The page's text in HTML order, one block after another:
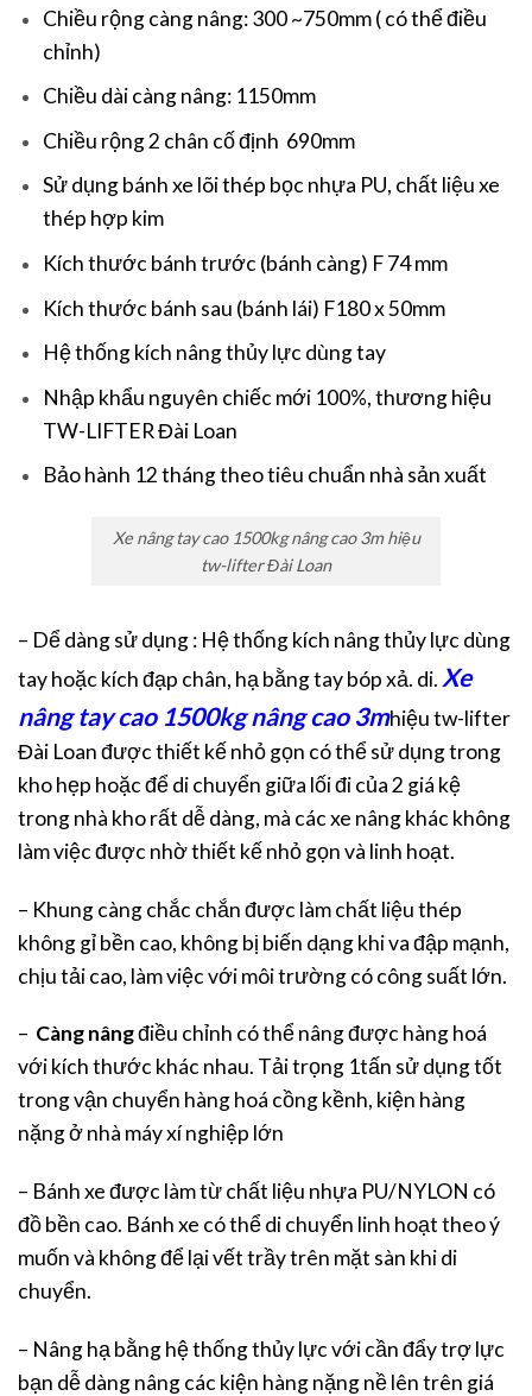
Chiều rộng càng nâng: 300 ~750mm ( có thể điều
chỉnh)
Chiều dài càng nâng: 1150mm
Chiều rộng 2 chân cố định 690mm
Sử dụng bánh xe lõi thép bọc nhựa PU, chất liệu xe
thép hợp kim
Kích thước bánh trước (bánh càng) F 74 mm
Kích thước bánh sau (bánh lái) F180 x 50mm
Hệ thống kích nâng thủy lực dùng tay
Nhập khẩu nguyên chiếc mới 100%, thương hiệu
TW-LIFTER Đài Loan
Bảo hành 12 tháng theo tiêu chuẩn nhà sản xuất
Xe nâng tay cao 1500kg nâng cao 3m hiệu
tw-lifter Đài Loan
– Dể dàng sử dụng : Hệ thống kích nâng thủy lực dùng
tay hoặc kích đạp chân, hạ bằng tay bóp xả. di. Xe
nâng tay cao 1500kg nâng cao 3mhiệu tw-lifter
Đài Loan được thiết kế nhỏ gọn có thể sử dụng trong
kho hẹp hoặc để di chuyển giữa lối đi của 2 giá kệ
trong nhà kho rất dễ dàng, mà các xe nâng khác không
làm việc được nhờ thiết kế nhỏ gọn và linh hoạt.
– Khung càng chắc chắn được làm chất liệu thép
không gỉ bền cao, không bị biến dạng khi va đập mạnh,
chịu tải cao, làm việc với môi trường có công suất lớn.
– Càng nângđiều chỉnh có thể nâng được hàng hoá
với kích thước khác nhau. Tải trọng 1tấn sử dụng tốt
trong vận chuyển hàng hoá cồng kềnh, kiện hàng
nặng ở nhà máy xí nghiệp lớn
– Bánh xe được làm từ chất liệu nhựa PU/NYLON có
đồ bền cao. Bánh xe có thể di chuyển linh hoạt theo ý
muốn và không để lại vết trầy trên mặt sàn khi di
chuyển.
– Nâng hạ bằng hệ thống thủy lực với cần đẩy trợ lực
bạn dễ dàng nâng các kiện hàng nặng nề lên trên giá